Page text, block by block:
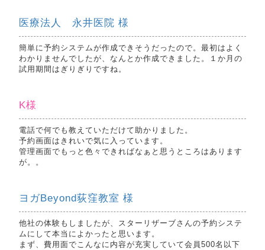
医療法人 永井医院 様
簡単に予約システムが作成できそうだったので。最初はよく
わかりませんでしたが、なんとか作成できました。１か月の
試用期間はぎりぎりですね。
K様
電話で何でも教えていただけて助かりました。
予約画面はきれいで気に入っています。
管理画面でもっと色々できればなぁと思うところはあります
が。。
ヨガBeyond荻窪教室 様
他社の体験もしましたが、スターリザーブさんの予約システ
ムにして本当によかったと思います。
まず、費用面でこんなに内容が充実していて会員500名以下